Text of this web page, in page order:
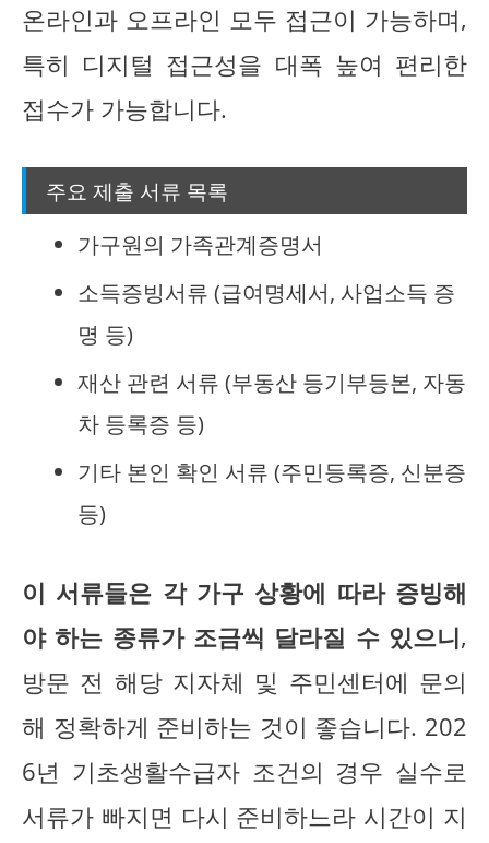
온라인과 오프라인 모두 접근이 가능하며,
특히 디지털 접근성을 대폭 높여 편리한
접수가 가능합니다.
주요 제출 서류 목록
가구원의 가족관계증명서
소득증빙서류 (급여명세서, 사업소득 증
명 등)
재산 관련 서류 (부동산 등기부등본, 자동
차 등록증 등)
기타 본인 확인 서류 (주민등록증, 신분증
등)
이 서류들은 각 가구 상황에 따라 증빙해
야 하는 종류가 조금씩 달라질 수 있으니,
방문 전 해당 지자체 및 주민센터에 문의
해 정확하게 준비하는 것이 좋습니다. 202
6년 기초생활수급자 조건의 경우 실수로
서류가 빠지면 다시 준비하느라 시간이 지